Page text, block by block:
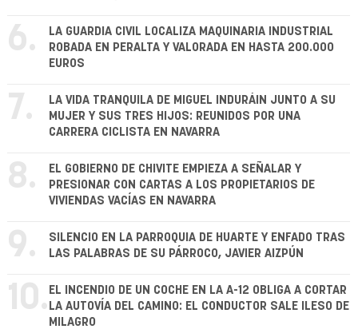
6.
LA GUARDIA CIVIL LOCALIZA MAQUINARIA INDUSTRIAL
ROBADA EN PERALTA Y VALORADA EN HASTA 200.000
EUROS
7.
LA VIDA TRANQUILA DE MIGUEL INDURÁIN JUNTO A SU
MUJER Y SUS TRES HIJOS: REUNIDOS POR UNA
CARRERA CICLISTA EN NAVARRA
8.
EL GOBIERNO DE CHIVITE EMPIEZA A SEÑALAR Y
PRESIONAR CON CARTAS A LOS PROPIETARIOS DE
VIVIENDAS VACÍAS EN NAVARRA
9.
SILENCIO EN LA PARROQUIA DE HUARTE Y ENFADO TRAS
LAS PALABRAS DE SU PÁRROCO, JAVIER AIZPÚN
10. EL INCENDIO DE UN COCHE EN LA A-12 OBLIGA A CORTAR
LA AUTOVÍA DEL CAMINO: EL CONDUCTOR SALE ILESO DE
MILAGRO